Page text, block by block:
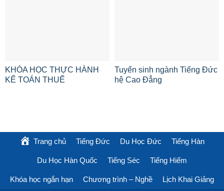
KHÓA HỌC THỰC HÀNH
KẾ TOÁN THUẾ
Tuyển sinh ngành Tiếng Đức
hệ Cao Đẳng
Trang chủ Tiếng Đức Du Học Đức Tiếng Hàn
Du Học Hàn Quốc Tiếng Séc Tiếng Hiếm
Khóa học ngắn hạn Chương trình – Nghề Lịch Khai Giảng